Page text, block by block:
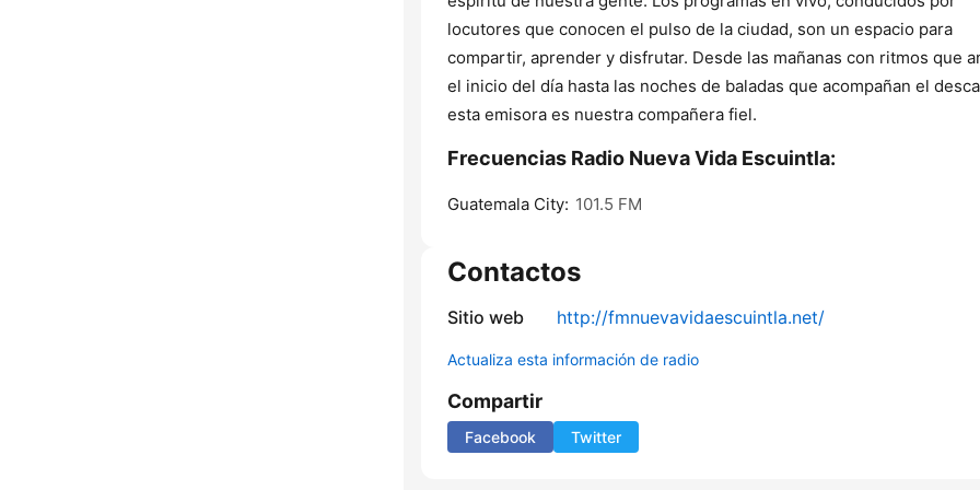
locutores que conocen el pulso de la ciudad, son un espacio para
compartir, aprender y disfrutar. Desde las mañanas con ritmos que
el inicio del día hasta las noches de baladas que acompañan el
esta emisora es nuestra compañera fiel.
Frecuencias Radio Nueva Vida Escuintla:
Guatemala City: 101.5 FM
Contactos
Sitio web http://fmnuevavidaescuintla.net/
Actualiza esta información de radio
Compartir
Facebook Twitter